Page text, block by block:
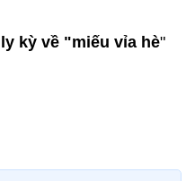
kỳ về "miếu vỉa hè"